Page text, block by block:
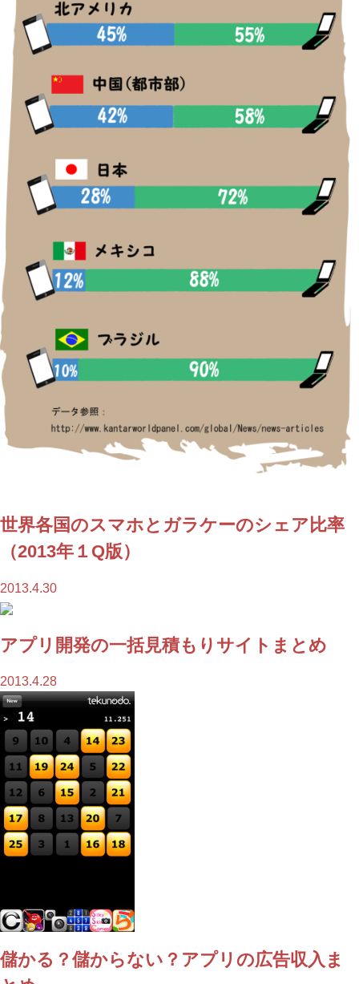
世界各国のスマホとガラケーのシェア比率
（2013年１Q版）
2013.4.30
アプリ開発の一括見積もりサイトまとめ
2013.4.28
儲かる？儲からない？アプリの広告収入ま